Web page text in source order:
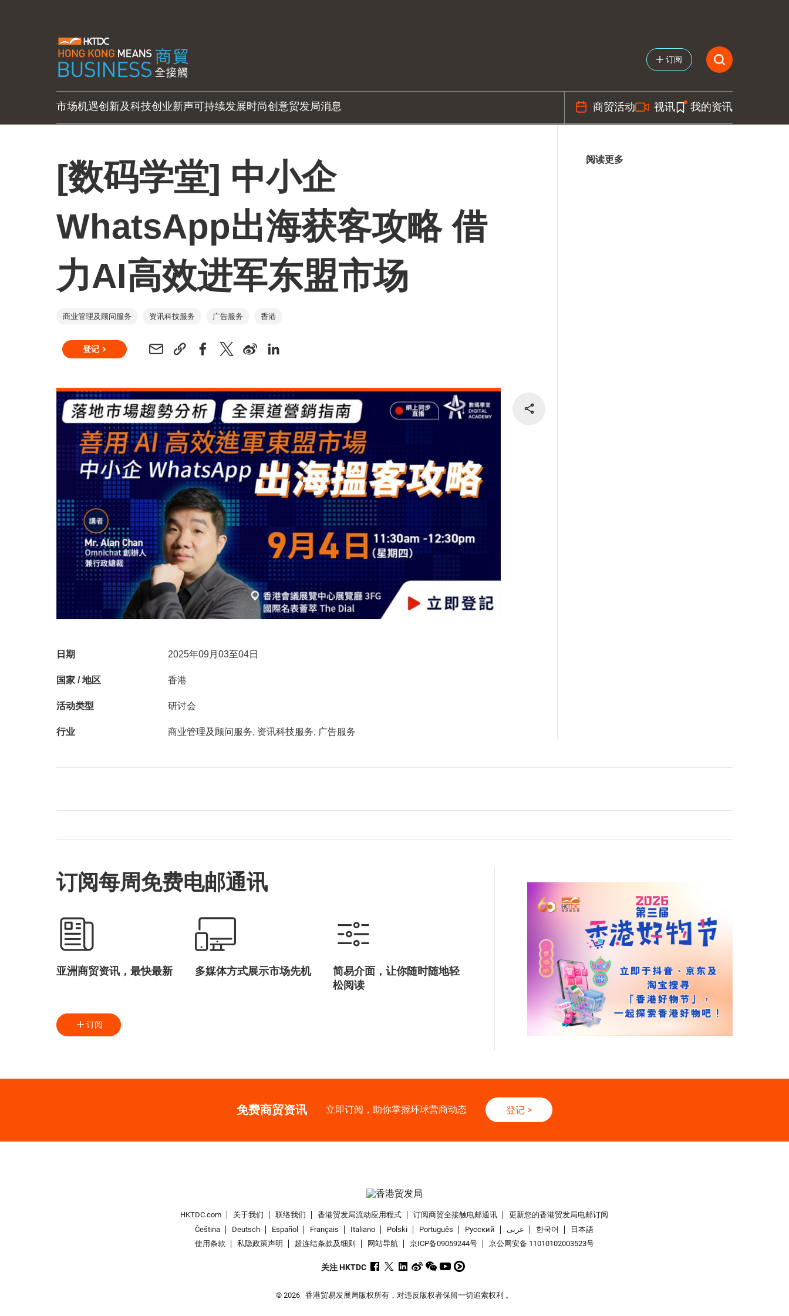
订阅
市场机遇创新及科技创业新声可持续发展时尚创意贸发局消息 商贸活动 视讯 我的资讯
[数码学堂] 中小企
WhatsApp出海获客攻略 借
力AI高效进军东盟市场
商业管理及顾问服务 资讯科技服务 广告服务 香港
登记
日期 2025年09月03至04日
国家 / 地区 香港
活动类型 研讨会
行业 商业管理及顾问服务, 资讯科技服务, 广告服务
阅读更多
订阅每周免费电邮通讯
亚洲商贸资讯，最快最新 多媒体方式展示市场先机
简易介面，让你随时随地轻
松阅读
订阅
免费商贸资讯 立即订阅，助你掌握环球营商动态 登记>
HKTDC.com 关于我们 联络我们 香港贸发局流动应用程式 订阅商贸全接触电邮通讯
更新您的香港贸发局电邮订阅
Čeština
Deutsch Español Français Italiano Polski Português Pусский عربى 한국어
日本語
使用条款
私隐政策声明 超连结条款及细则 网站导航 京ICP备09059244号 京公网安备 11010102003523号
关注 HKTDC
© 2026 香港贸易发展局版权所有，对违反版权者保留一切追索权利 。